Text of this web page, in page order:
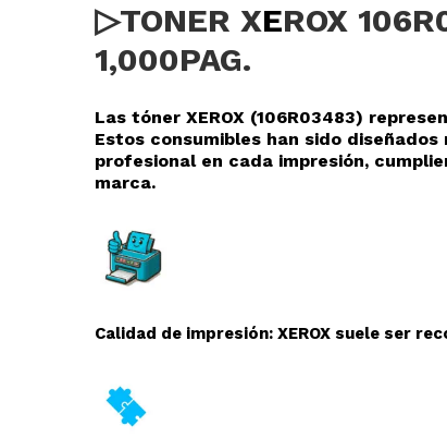
▷TONER XEROX
1,000PAG.
Las tóner XEROX (106R03483)
Estos consumibles han sido
profesional en cada impresión,
marca.
Calidad de impresión: XEROX suele ser